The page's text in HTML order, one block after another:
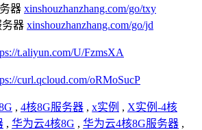
器 xinshouzhanzhang.com/go/txy
务器 xinshouzhanzhang.com/go/jd
t.aliyun.com/U/FzmsXA
curl.qcloud.com/oRMoSucP
, 4核8G服务器 , x实例 , X实例-4核
, 华为云4核8G , 华为云4核8G服务器 ,